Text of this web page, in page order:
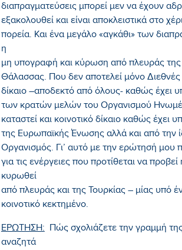
διαπραγματεύσεις μπορεί μεν να έχουν
εξακολουθεί και είναι αποκλειστικά στο
πορεία. Και ένα μεγάλο «αγκάθι» των
η
μη υπογραφή και κύρωση από πλευράς της
Θάλασσας. Που δεν αποτελεί μόνο Διεθνές
δίκαιο –αποδεκτό από όλους- καθώς έχει
των κρατών μελών του Οργανισμού
καταστεί και κοινοτικό δίκαιο καθώς
της Ευρωπαϊκής Ένωσης αλλά και από την
Οργανισμός. Γι’ αυτό με την ερώτησή
για τις ενέργειες που προτίθεται να
κυρωθεί
από πλευράς και της Τουρκίας – μίας υπό
κοινοτικό κεκτημένο.
ΕΡΩΤΗΣΗ:Πώς σχολιάζετε την γραμμή
αναζητά